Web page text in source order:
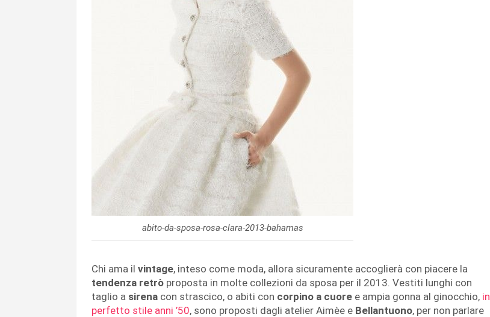
abito-da-sposa-rosa-clara-2013-bahamas
Chi ama il vintage, inteso come moda, allora sicuramente accoglierà con piacere la
tendenza retrò proposta in molte collezioni da sposa per il 2013. Vestiti lunghi con
taglio a sirena con strascico, o abiti con corpino a cuore e ampia gonna al ginocchio, in
perfetto stile anni ’50, sono proposti dagli atelier Aimèe e Bellantuono, per non parlare